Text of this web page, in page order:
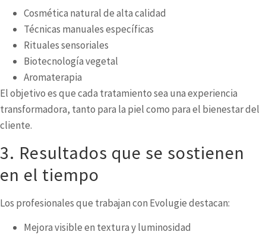
Cosmética natural de alta calidad
Técnicas manuales específicas
Rituales sensoriales
Biotecnología vegetal
Aromaterapia
El objetivo es que cada tratamiento sea una experiencia
transformadora, tanto para la piel como para el bienestar del
cliente.
3. Resultados que se sostienen
en el tiempo
Los profesionales que trabajan con Evolugie destacan:
Mejora visible en textura y luminosidad